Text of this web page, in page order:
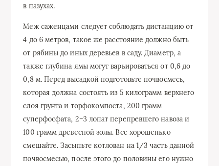
в пазухах.
Меж саженцами следует соблюдать дистанцию от
4 до 6 метров, такое же расстояние должно быть
от рябины до иных деревьев в саду. Диаметр, а
также глубина ямы могут варьироваться от 0,6 до
0,8 м. Перед высадкой подготовьте почвосмесь,
которая должна состоять из 5 килограмм верхнего
слоя грунта и торфокомпоста, 200 грамм
суперфосфата, 2–3 лопат перепревшего навоза и
100 грамм древесной золы. Все хорошенько
смешайте. Засыпьте котлован на 1/3 часть данной
почвосмесью, после этого до половины его нужно